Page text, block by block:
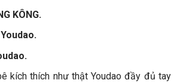
KÔNG.
kích thích như thật Youdao đầy đủ tay